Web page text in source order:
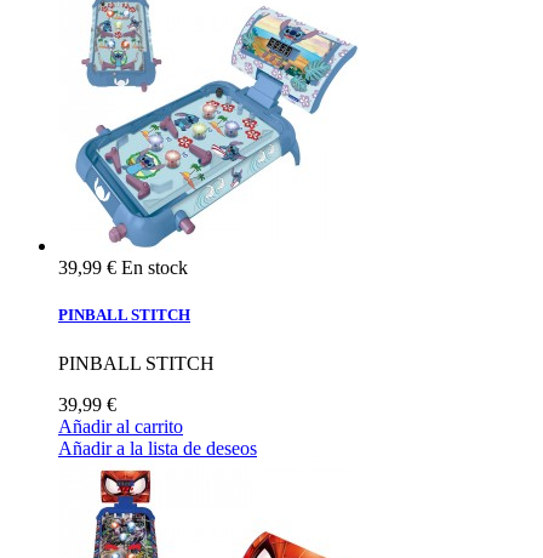
39,99 € En stock
PINBALL STITCH
PINBALL STITCH
39,99 €
Añadir al carrito
Añadir a la lista de deseos